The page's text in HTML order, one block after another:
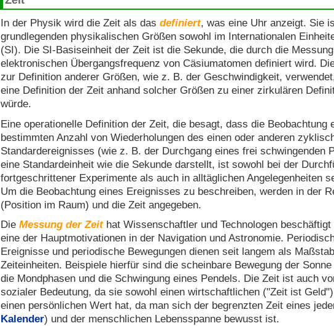
In der Physik wird die Zeit als dasdefiniert, was eine Uhr anzeigt. Sie
grundlegenden physikalischen Größen sowohl im Internationalen
(SI). Die SI-Basiseinheit der Zeit ist die Sekunde, die durch die
elektronischen Übergangsfrequenz von Cäsiumatomen definiert wird.
zur Definition anderer Größen, wie z. B. der Geschwindigkeit,
eine Definition der Zeit anhand solcher Größen zu einer zirkulären
würde.
Eine operationelle Definition der Zeit, die besagt, dass die Beobachtung
bestimmten Anzahl von Wiederholungen des einen oder anderen
Standardereignisses (wie z. B. der Durchgang eines frei schwingenden
eine Standardeinheit wie die Sekunde darstellt, ist sowohl bei der
fortgeschrittener Experimente als auch in alltäglichen Angelegenheiten
Um die Beobachtung eines Ereignisses zu beschreiben, werden in der
(Position im Raum) und die Zeit angegeben.
DieMessung der Zeithat Wissenschaftler und Technologen beschäftigt
eine der Hauptmotivationen in der Navigation und Astronomie.
Ereignisse und periodische Bewegungen dienen seit langem als
Zeiteinheiten. Beispiele hierfür sind die scheinbare Bewegung der
die Mondphasen und die Schwingung eines Pendels. Die Zeit ist auch
sozialer Bedeutung, da sie sowohl einen wirtschaftlichen ("Zeit ist
einen persönlichen Wert hat, da man sich der begrenzten Zeit eines
Kalender) und der menschlichen Lebensspanne bewusst ist.